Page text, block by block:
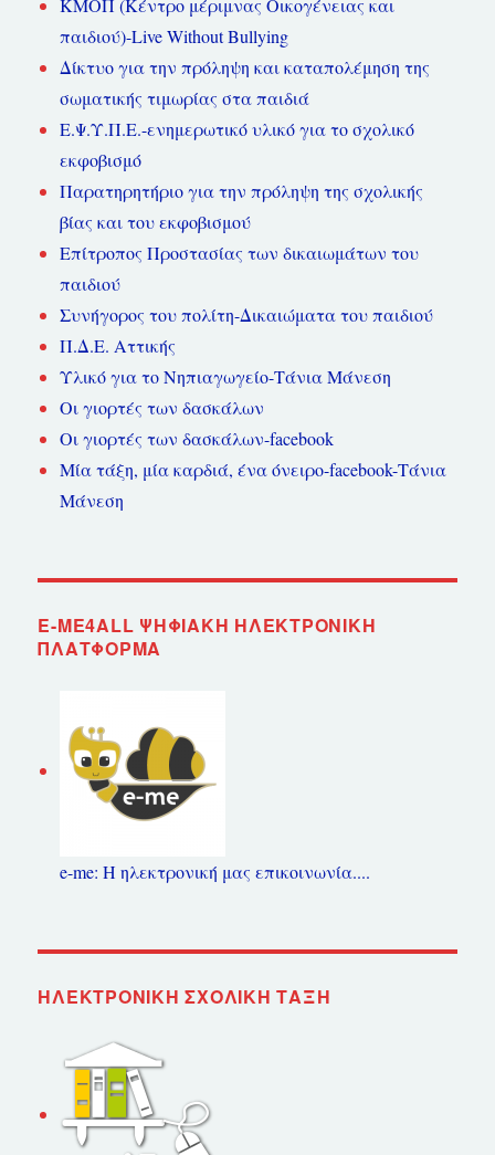
παιδιού)-Live Without Bullying
Δίκτυο για την πρόληψη και καταπολέμηση της
σωματικής τιμωρίας στα παιδιά
Ε.Ψ.Υ.Π.Ε.-ενημερωτικό υλικό για το σχολικό
εκφοβισμό
Παρατηρητήριο για την πρόληψη της σχολικής
βίας και του εκφοβισμού
Επίτροπος Προστασίας των δικαιωμάτων του
παιδιού
Συνήγορος του πολίτη-Δικαιώματα του παιδιού
Π.Δ.Ε. Αττικής
Υλικό για το Νηπιαγωγείο-Τάνια Μάνεση
Οι γιορτές των δασκάλων
Οι γιορτές των δασκάλων-facebook
Μία τάξη, μία καρδιά, ένα όνειρο-facebook-Τάνια
Μάνεση
E-ME4ALL ΨΗΦΙΑΚΉ ΗΛΕΚΤΡΟΝΙΚΉ
ΠΛΑΤΦΌΡΜΑ
e-me: Η ηλεκτρονική μας επικοινωνία....
ΗΛΕΚΤΡΟΝΙΚΉ ΣΧΟΛΙΚΉ ΤΆΞΗ